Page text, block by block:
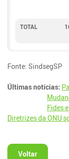
TOTAL
Fonte: SindsegSP
Últimas notícias:
Fides
Diretrizes da ONU
Voltar